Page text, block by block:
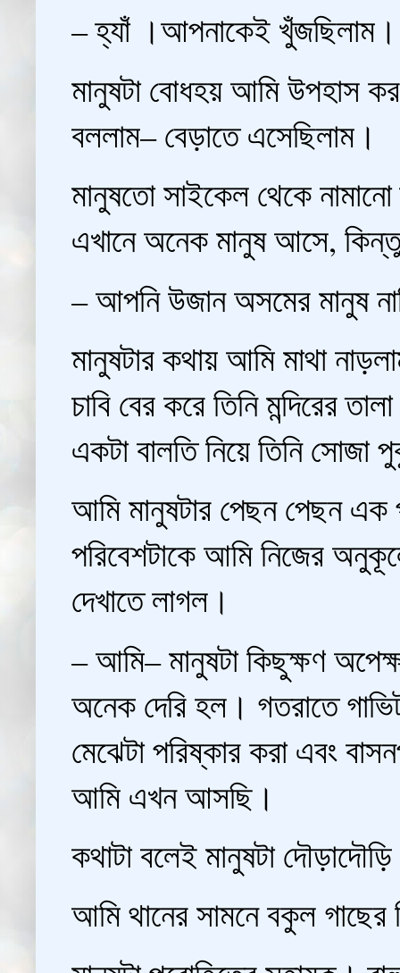
– হ্যাঁ ।আপনাকেই খুঁজছিলাম।
মানুষটা বোধহয় আমি উপহাস
বললাম– বেড়াতে এসেছিলাম।
মানুষতো সাইকেল থেকে নামানো
এখানে অনেক মানুষ আসে,
– আপনি উজান অসমের মানুষ
মানুষটার কথায় আমি মাথা
চাবি বের করে তিনি মন্দিরের
একটা বালতি নিয়ে তিনি সোজা
আমি মানুষটার পেছন পেছন এক
পরিবেশটাকে আমি নিজের
দেখাতে লাগল।
– আমি– মানুষটা কিছুক্ষণ
অনেক দেরি হল। গতরাতে
মেঝেটা পরিষ্কার করা এবং
আমি এখন আসছি।
কথাটা বলেই মানুষটা
আমি থানের সামনে বকুল গাছের